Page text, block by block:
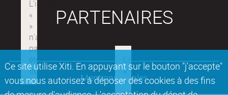
Ce site utilise Xiti. En appuyant sur le bouton "j'accepte"
vous nous autorisez à déposer des cookies à des fins
PARTENAIRES
Mentions légales